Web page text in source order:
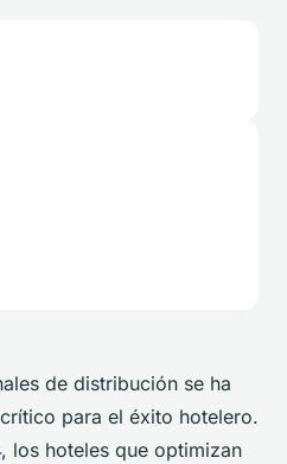
de distribución se ha
para el éxito hotelero.
los hoteles que optimizan